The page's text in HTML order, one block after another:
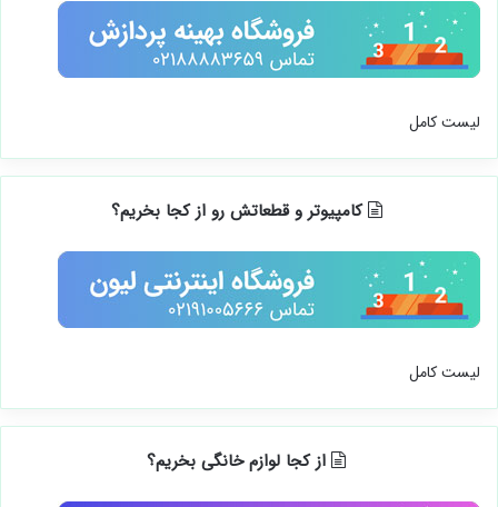
لیست کامل
کامپیوتر و قطعاتش رو از کجا بخریم؟
لیست کامل
از کجا لوازم خانگی بخریم؟